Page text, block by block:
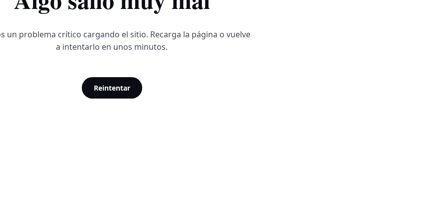
un problema crítico cargando el sitio. Recarga la página o vuelve
a intentarlo en unos minutos.
Reintentar